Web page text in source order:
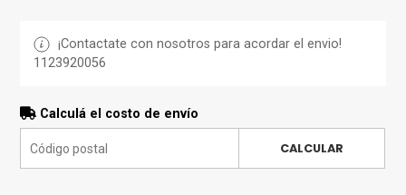
¡Contactate con nosotros para acordar el envio!
1123920056
Calculá el costo de envío
CALCULAR